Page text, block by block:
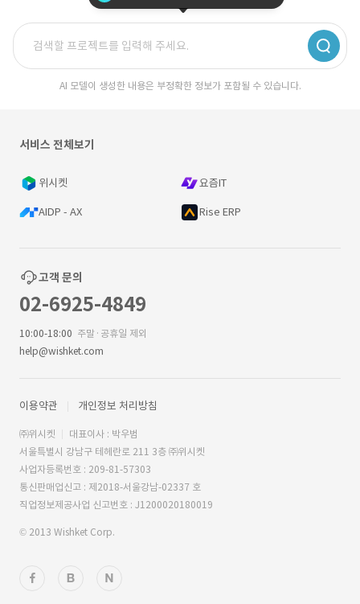
AI 모델이 생성한 내용은 부정확한 정보가 포함될 수 있습니다.
서비스 전체보기
위시켓 요즘IT
AIDP - AX Rise ERP
고객 문의
02-6925-4849
10:00-18:00 주말·공휴일 제외
help@wishket.com
이용약관 개인정보 처리방침
㈜위시켓
대표이사 : 박우범
서울특별시 강남구 테헤란로 211 3층 ㈜위시켓
사업자등록번호 : 209-81-57303
통신판매업신고 : 제2018-서울강남-02337 호
직업정보제공사업 신고번호 : J1200020180019
© 2013 Wishket Corp.